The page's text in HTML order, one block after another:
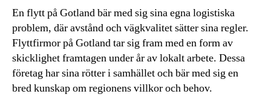
En flytt på Gotland bär med sig sina egna logistiska
problem, där avstånd och vägkvalitet sätter sina regler.
Flyttfirmor på Gotland tar sig fram med en form av
skicklighet framtagen under år av lokalt arbete. Dessa
företag har sina rötter i samhället och bär med sig en
bred kunskap om regionens villkor och behov.